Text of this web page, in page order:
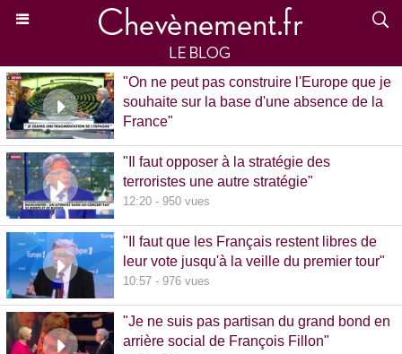
"On ne peut pas construire l'Europe que je
souhaite sur la base d'une absence de la
France"
"Il faut opposer à la stratégie des
terroristes une autre stratégie"
12:20 - 950 vues
"Il faut que les Français restent libres de
leur vote jusqu'à la veille du premier tour"
10:57 - 976 vues
"Je ne suis pas partisan du grand bond en
arrière social de François Fillon"